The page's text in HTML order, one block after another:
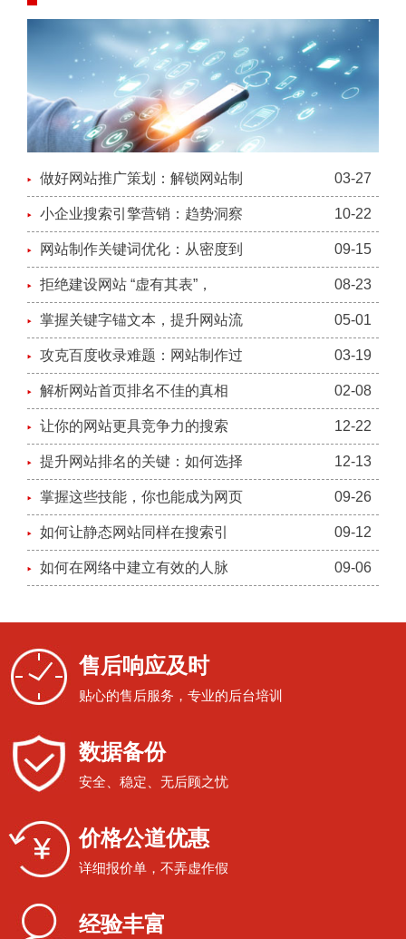
做好网站推广策划：解锁网站制 03-27
小企业搜索引擎营销：趋势洞察 10-22
网站制作关键词优化：从密度到 09-15
拒绝建设网站 “虚有其表”， 08-23
掌握关键字锚文本，提升网站流 05-01
攻克百度收录难题：网站制作过 03-19
解析网站首页排名不佳的真相 02-08
让你的网站更具竞争力的搜索 12-22
提升网站排名的关键：如何选择 12-13
掌握这些技能，你也能成为网页 09-26
如何让静态网站同样在搜索引 09-12
如何在网络中建立有效的人脉 09-06
售后响应及时
贴心的售后服务，专业的后台培训
数据备份
安全、稳定、无后顾之忧
价格公道优惠
详细报价单，不弄虚作假
经验丰富